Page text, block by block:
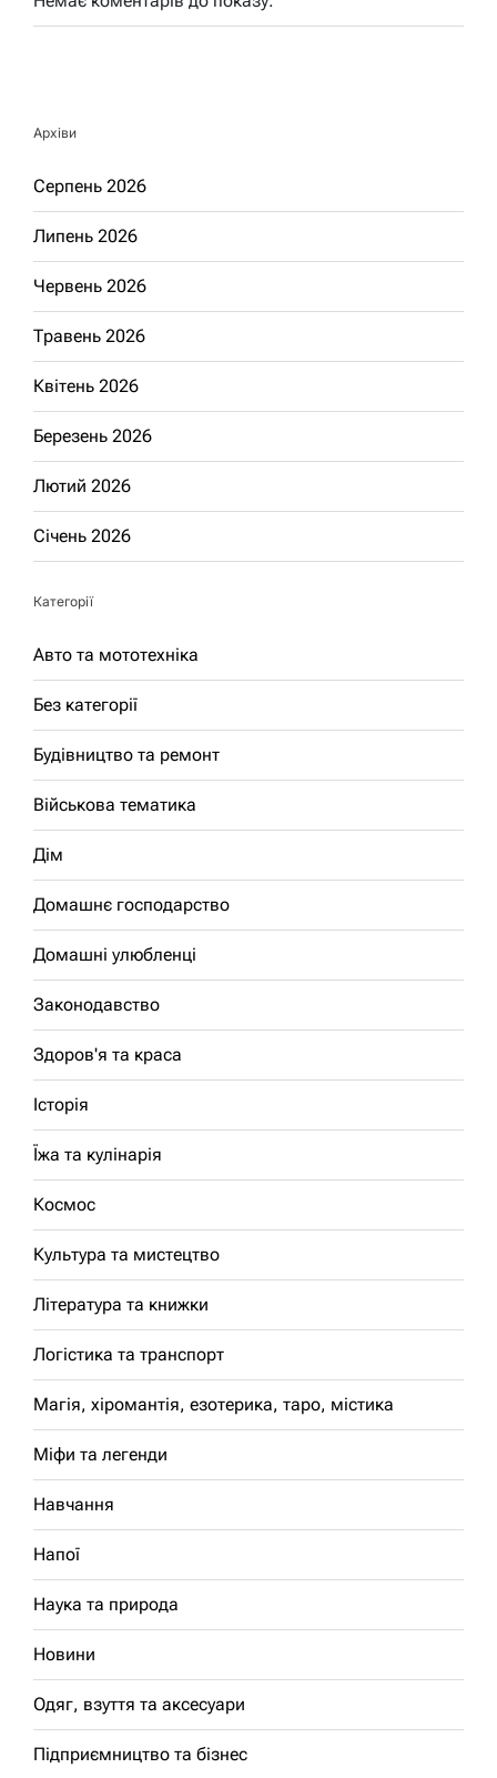
Архіви
Серпень 2026
Липень 2026
Червень 2026
Травень 2026
Квітень 2026
Березень 2026
Лютий 2026
Січень 2026
Категорії
Авто та мототехніка
Без категорії
Будівництво та ремонт
Військова тематика
Дім
Домашнє господарство
Домашні улюбленці
Законодавство
Здоров'я та краса
Історія
Їжа та кулінарія
Космос
Культура та мистецтво
Література та книжки
Логістика та транспорт
Магія, хіромантія, езотерика, таро, містика
Міфи та легенди
Навчання
Напої
Наука та природа
Новини
Одяг, взуття та аксесуари
Підприємництво та бізнес